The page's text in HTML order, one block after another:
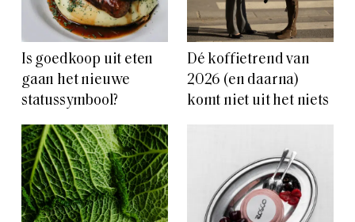
Is goedkoop uit eten
gaan het nieuwe
statussymbool?
Dé koffietrend van
2026 (en daarna)
komt niet uit het niets